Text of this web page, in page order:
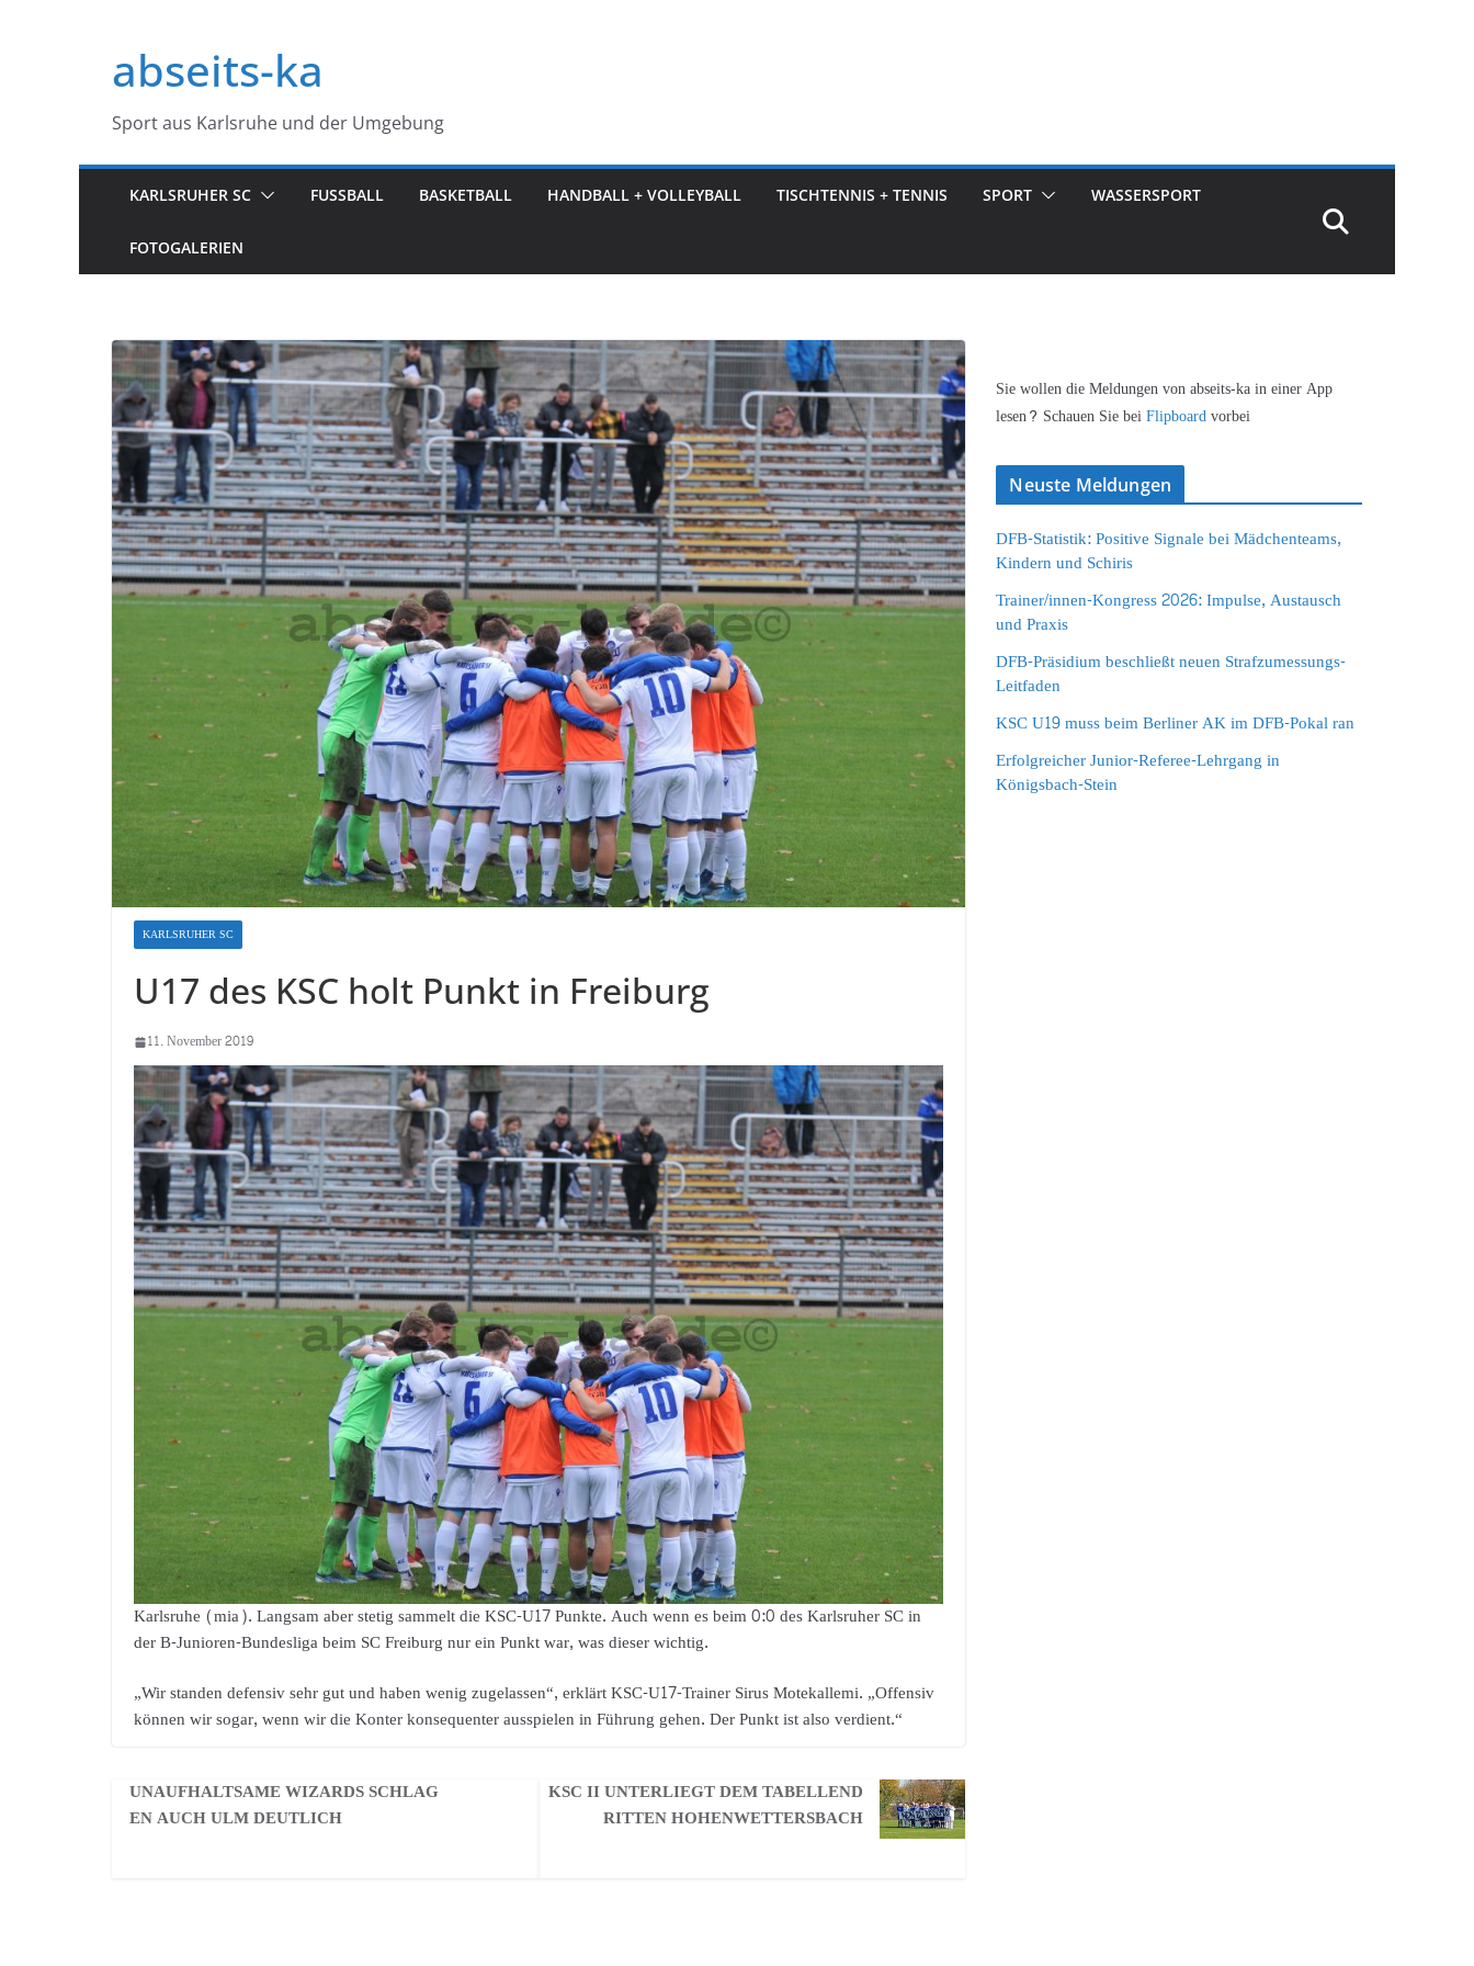
springenabseits-ka
Sport aus Karlsruhe und der Umgebung
KARLSRUHER SC FUSSBALL BASKETBALL HANDBALL + VOLLEYBALL TISCHTENNIS + TENNIS SPORT WASSERSPORT
FOTOGALERIEN
KARLSRUHER SC
U17 des KSC holt Punkt in Freiburg
11. November 2019
Karlsruhe (mia). Langsam aber stetig sammelt die KSC-U17 Punkte. Auch wenn es beim 0:0 des Karlsruher SC in
der B-Junioren-Bundesliga beim SC Freiburg nur ein Punkt war, was dieser wichtig.
„Wir standen defensiv sehr gut und haben wenig zugelassen“, erklärt KSC-U17-Trainer Sirus Motekallemi. „Offensiv
können wir sogar, wenn wir die Konter konsequenter ausspielen in Führung gehen. Der Punkt ist also verdient.“
UNAUFHALTSAME WIZARDS SCHLAG
EN AUCH ULM DEUTLICH
KSC II UNTERLIEGT DEM TABELLEND
RITTEN HOHENWETTERSBACH
Sie wollen die Meldungen von abseits-ka in einer App
lesen? Schauen Sie beiFlipboardvorbei
Neuste Meldungen
DFB-Statistik: Positive Signale bei Mädchenteams,
Kindern und Schiris
Trainer/innen-Kongress 2026: Impulse, Austausch
und Praxis
DFB-Präsidium beschließt neuen Strafzumessungs-
Leitfaden
KSC U19 muss beim Berliner AK im DFB-Pokal ran
Erfolgreicher Junior-Referee-Lehrgang in
Königsbach-Stein